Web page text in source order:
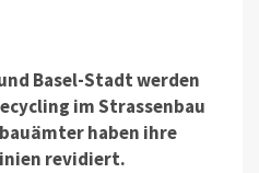
Basel-Stadt werden
im Strassenbau
haben ihre
revidiert.